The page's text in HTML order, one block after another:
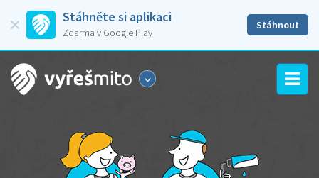
Stáhněte si aplikaci
Zdarma v Google Play
Stáhnout